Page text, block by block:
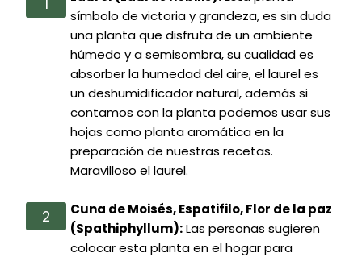
símbolo de victoria y grandeza, es sin duda
una planta que disfruta de un ambiente
húmedo y a semisombra, su cualidad es
absorber la humedad del aire, el laurel es
un deshumidificador natural, además si
contamos con la planta podemos usar sus
hojas como planta aromática en la
preparación de nuestras recetas.
Maravilloso el laurel.
Cuna de Moisés, Espatifilo, Flor de la paz
(Spathiphyllum):Las personas sugieren
colocar esta planta en el hogar para